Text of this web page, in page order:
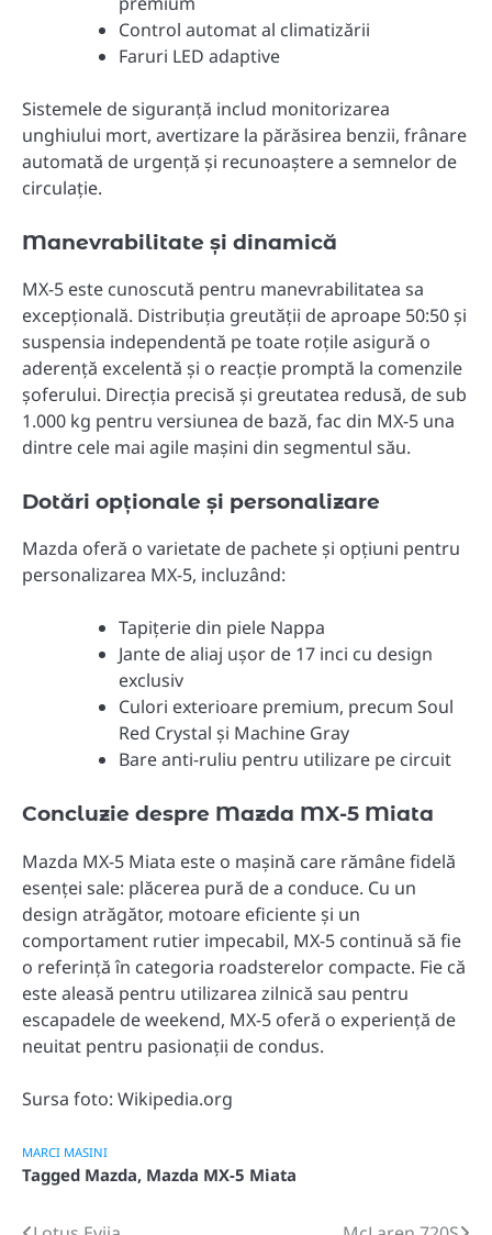
Control automat al climatizării
Faruri LED adaptive
Sistemele de siguranță includ monitorizarea
unghiului mort, avertizare la părăsirea benzii, frânare
automată de urgență și recunoaștere a semnelor de
circulație.
Manevrabilitate și dinamică
MX-5 este cunoscută pentru manevrabilitatea sa
excepțională. Distribuția greutății de aproape 50:50 și
suspensia independentă pe toate roțile asigură o
aderență excelentă și o reacție promptă la comenzile
șoferului. Direcția precisă și greutatea redusă, de sub
1.000 kg pentru versiunea de bază, fac din MX-5 una
dintre cele mai agile mașini din segmentul său.
Dotări opționale și personalizare
Mazda oferă o varietate de pachete și opțiuni pentru
personalizarea MX-5, incluzând:
Tapițerie din piele Nappa
Jante de aliaj ușor de 17 inci cu design
exclusiv
Culori exterioare premium, precum Soul
Red Crystal și Machine Gray
Bare anti-ruliu pentru utilizare pe circuit
Concluzie despre Mazda MX-5 Miata
Mazda MX-5 Miata este o mașină care rămâne fidelă
esenței sale: plăcerea pură de a conduce. Cu un
design atrăgător, motoare eficiente și un
comportament rutier impecabil, MX-5 continuă să fie
o referință în categoria roadsterelor compacte. Fie că
este aleasă pentru utilizarea zilnică sau pentru
escapadele de weekend, MX-5 oferă o experiență de
neuitat pentru pasionații de condus.
Sursa foto: Wikipedia.org
MARCI MASINI
Tagged Mazda, Mazda MX-5 Miata